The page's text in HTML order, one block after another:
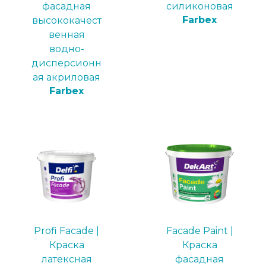
фасадная
высококачест
венная
водно-
дисперсионн
ая акриловая
Farbex
силиконовая
Farbex
Profi Facade |
Краска
латексная
Faсade Paint |
Краска
фасадная